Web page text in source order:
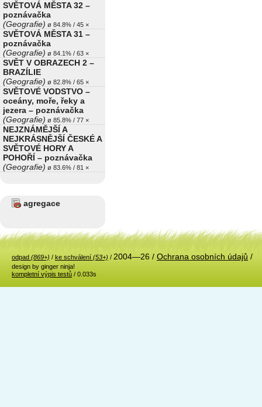
SVĚTOVÁ MĚSTA 32 –
poznávačka
(Geografie) ø 84.8% / 45 ×
SVĚTOVÁ MĚSTA 31 –
poznávačka
(Geografie) ø 84.1% / 63 ×
SVĚT V OBRAZECH 2 –
BRAZÍLIE
(Geografie) ø 82.8% / 65 ×
SVĚTOVÉ VODSTVO –
oceány, moře, řeky a
jezera – poznávačka
(Geografie) ø 85.8% / 77 ×
NEJZNÁMĚJŠÍ A
NEJKRÁSNĚJŠÍ ČESKÉ A
SVĚTOVÉ HORY A
POHOŘÍ – poznávačka
(Geografie) ø 83.6% / 81 ×
agregace
odpad (869+) / ke schválení (53+) / 2004—26 / Ochrana osobních údajů /
design by ginger ninja!
kompletní výpis testů / 0.033s